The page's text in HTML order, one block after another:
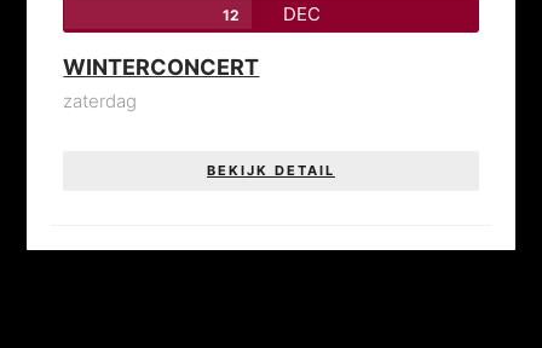
12 DEC
WINTERCONCERT
zaterdag
BEKIJK DETAIL